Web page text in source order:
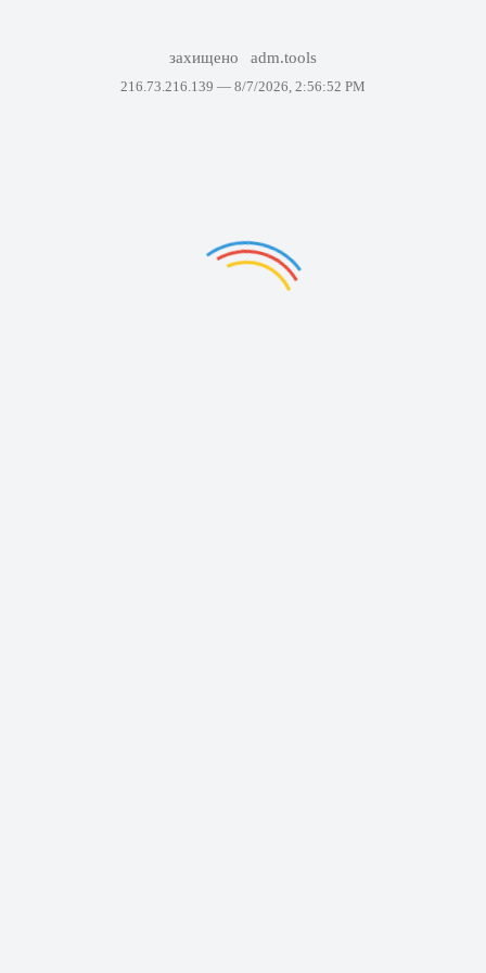
захищено adm.tools
216.73.216.139 — 8/7/2026, 2:56:52 PM